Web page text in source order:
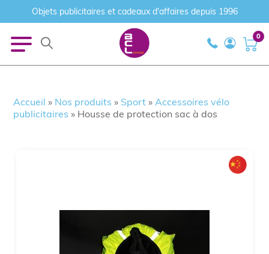
Objets publicitaires et cadeaux d'affaires depuis 1996
0
Accueil » Nos produits » Sport »Accessoires vélo
publicitaires » Housse de protection sac à dos